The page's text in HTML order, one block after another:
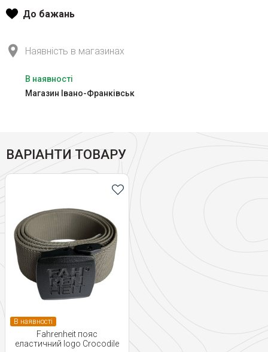
До бажань
Наявність в магазинах
В наявності
Магазин Івано-Франківськ
ВАРІАНТИ ТОВАРУ
В наявності
Fahrenheit пояс
еластичний logo Crocodile